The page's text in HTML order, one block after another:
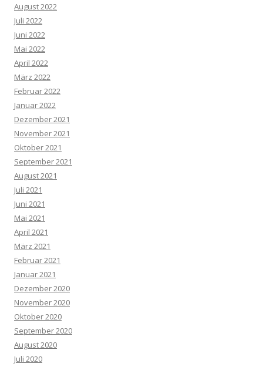
August 2022
Juli 2022
Juni 2022
Mai 2022
April 2022
März 2022
Februar 2022
Januar 2022
Dezember 2021
November 2021
Oktober 2021
September 2021
August 2021
Juli 2021
Juni 2021
Mai 2021
April 2021
März 2021
Februar 2021
Januar 2021
Dezember 2020
November 2020
Oktober 2020
September 2020
August 2020
Juli 2020